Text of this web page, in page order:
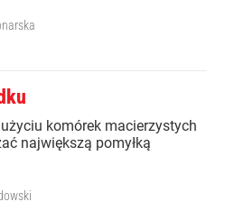
komórek macierzystych
największą pomyłką